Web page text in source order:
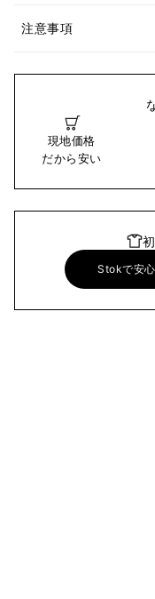
注意事項
現地価格
だから安い
Stokで安